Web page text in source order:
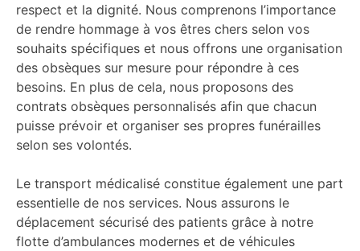
respect et la dignité. Nous comprenons l’importance
de rendre hommage à vos êtres chers selon vos
souhaits spécifiques et nous offrons une organisation
des obsèques sur mesure pour répondre à ces
besoins. En plus de cela, nous proposons des
contrats obsèques personnalisés afin que chacun
puisse prévoir et organiser ses propres funérailles
selon ses volontés.
Le transport médicalisé constitue également une part
essentielle de nos services. Nous assurons le
déplacement sécurisé des patients grâce à notre
flotte d’ambulances modernes et de véhicules